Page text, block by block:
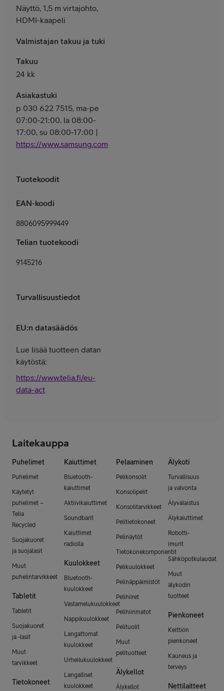
Näyttö, 1,5 m virtajohto,
HDMI-kaapeli
Valmistajan takuu ja tuki
Takuu
24 kk
Asiakastuki
p 030 622 7515, ma-pe
07:00-21:00, la 08:00-
17:00, su 08:00-17:00 |
https://www.samsung.com/fi/support/
Tuotekoodit
EAN-koodi
8806095999449
Telian tuotekoodi
9145216
Turvallisuustiedot
EU:n datasäädös
Lue lisää tuotteen datan
käytöstä:
https://www.telia.fi/eu-
data-act
Laitekauppa
Puhelimet
Puhelimet
Käytetyt
puhelimet –
Telia
Recycled
Suojakuoret
ja suojalasit
Muut
puhelintarvikkeet
Tabletit
Tabletit
Suojakuoret
ja -lasit
Muut
tarvikkeet
Tietokoneet
Kaiuttimet
Bluetooth-
kaiuttimet
Aktiivikaiuttimet
Soundbarit
Kaiuttimet
radiolla
Kuulokkeet
Bluetooth-
kuulokkeet
Vastamelukuulokkeet
Nappikuulokkeet
Langattomat
kuulokkeet
Urheilukuulokkeet
Langalliset
kuulokkeet
Pelaaminen
Pelikonsolit
Konsolipelit
Konsolitarvikkeet
Pelitietokoneet
Pelinäytöt
Tietokonekomponentit
Pelikuulokkeet
Pelinäppäimistöt
Pelihiiret
Pelihiirimatot
Pelituolit
Muut
pelituotteet
Älykellot
Älykellot
Älykoti
Turvallisuus
ja valvonta
Älyvalaistus
Älykaiuttimet
Robotti-
imurit
Sähköpotkulaudat
Muut
älykodin
tuotteet
Pienkoneet
Keittiön
pienkoneet
Kauneus ja
terveys
Nettilaitteet